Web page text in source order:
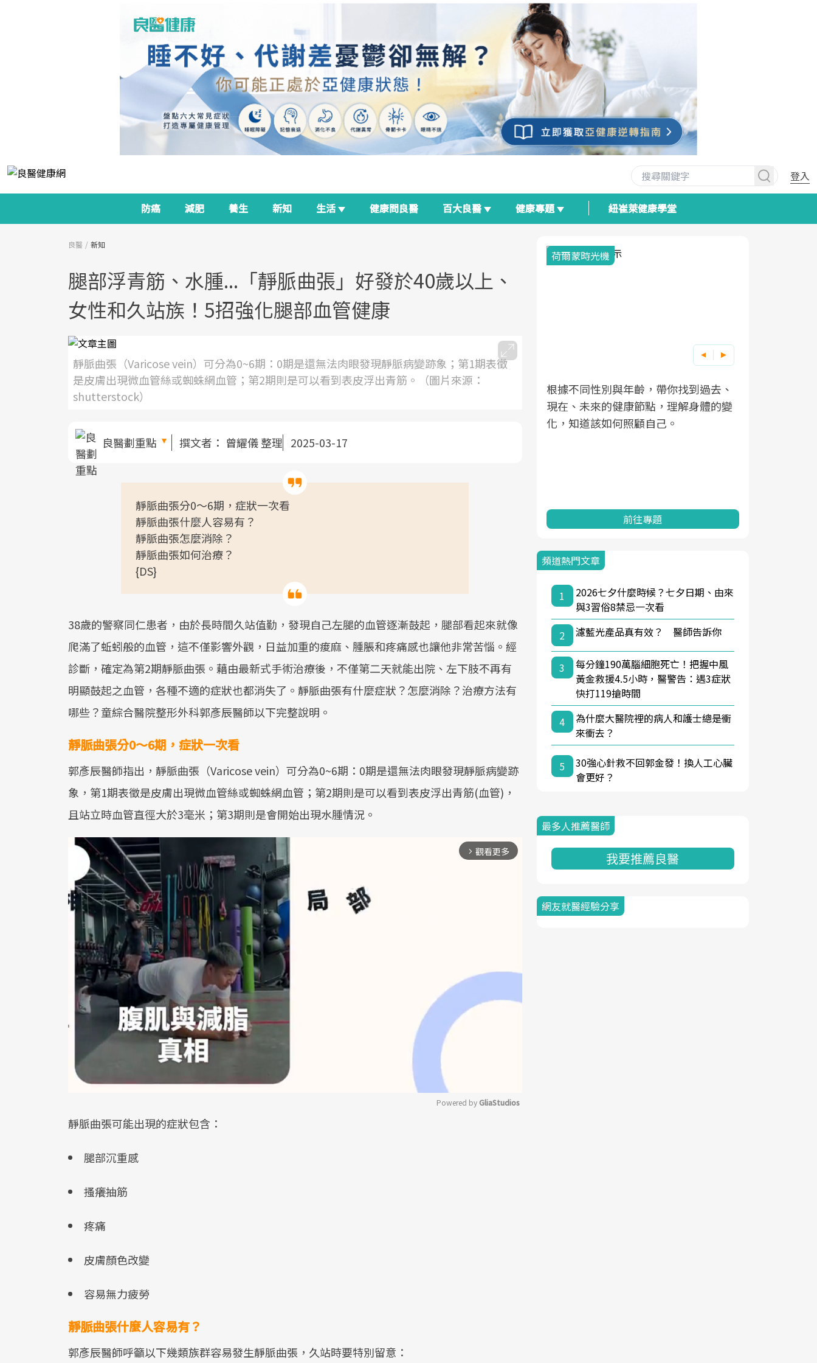
登入
防癌 減肥 養生 新知 生活 健康問良醫 百大良醫 健康專題 紐崔萊健康學堂
良醫 新知
腿部浮青筋、水腫...「靜脈曲張」好發於40歲以上、
女性和久站族！5招強化腿部血管健康
靜脈曲張（Varicose vein）可分為0~6期：0期是還無法肉眼發現靜脈病變跡象；第1期表徵
是皮膚出現微血管絲或蜘蛛網血管；第2期則是可以看到表皮浮出青筋。（圖片來源：
shutterstock）
良醫劃重點 撰文者： 曾耀儀 整理 2025-03-17
靜脈曲張分0～6期，症狀一次看
靜脈曲張什麼人容易有？
靜脈曲張怎麼消除？
靜脈曲張如何治療？
{DS}
38歲的警察同仁患者，由於長時間久站值勤，發現自己左腿的血管逐漸鼓起，腿部看起來就像
爬滿了蚯蚓般的血管，這不僅影響外觀，日益加重的痠麻、腫脹和疼痛感也讓他非常苦惱。經
診斷，確定為第2期靜脈曲張。藉由最新式手術治療後，不僅第二天就能出院、左下肢不再有
明顯鼓起之血管，各種不適的症狀也都消失了。靜脈曲張有什麼症狀？怎麼消除？治療方法有
哪些？童綜合醫院整形外科郭彥辰醫師以下完整說明。
靜脈曲張分0～6期，症狀一次看
郭彥辰醫師指出，靜脈曲張（Varicose vein）可分為0~6期：0期是還無法肉眼發現靜脈病變跡
象，第1期表徵是皮膚出現微血管絲或蜘蛛網血管；第2期則是可以看到表皮浮出青筋(血管)，
且站立時血管直徑大於3毫米；第3期則是會開始出現水腫情況。
arrow_forward_ios 觀看更多
Powered by GliaStudios
靜脈曲張可能出現的症狀包含：
腿部沉重感
搔癢抽筋
疼痛
皮膚顏色改變
容易無力疲勞
靜脈曲張什麼人容易有？
郭彥辰醫師呼籲以下幾類族群容易發生靜脈曲張，久站時要特別留意：
面對超高齡社會的浪潮，台灣正在快速
照3.0」的推進，「預防醫學」已成全民
2025年，就到良醫生活祭體驗「一站式
良醫健康網從「換季的身體變化」出
改善行動。
荷爾蒙時光機
根據不同性別與年齡，帶你找到過去、
現在、未來的健康節點，理解身體的變
化，知道該如何照顧自己。
前往專題
頻道熱門文章
1
2026七夕什麼時候？七夕日期、由來
與3習俗8禁忌一次看
2
濾藍光產品真有效？ 醫師告訴你
3
每分鐘190萬腦細胞死亡！把握中風
黃金救援4.5小時，醫警告：遇3症狀
快打119搶時間
4
為什麼大醫院裡的病人和護士總是衝
來衝去？
5
30強心針救不回郭金發！換人工心臟
會更好？
最多人推薦醫師
我要推薦良醫
網友就醫經驗分享